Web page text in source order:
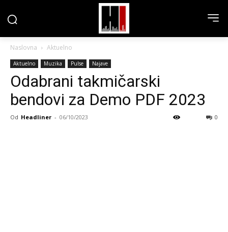
Naslovna Aktuelno
Aktuelno Muzika Pulse Najave
Odabrani takmičarski
bendovi za Demo PDF 2023
Od Headliner - 06/10/2023 0